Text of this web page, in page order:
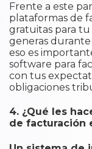
Frente a este
plataformas de
gratuitas para
generas
eso es
software para
con tus
obligaciones
4. ¿Qué les
de facturación